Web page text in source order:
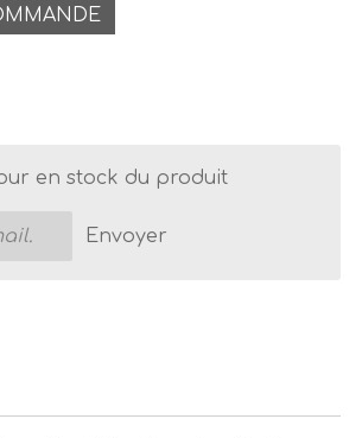
en stock du produit
Envoyer